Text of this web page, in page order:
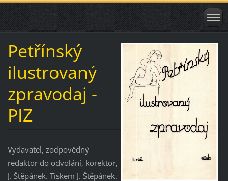
Petřínský
ilustrovaný
zpravodaj -
PIZ
Vydavatel, zodpovědný
redaktor do odvolání, korektor,
J. Štěpánek. Tiskem J. Štěpánek.